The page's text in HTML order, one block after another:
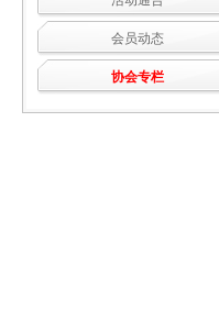
会员动态
协会专栏